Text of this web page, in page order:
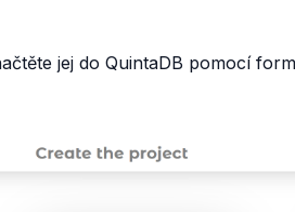
jej do QuintaDB pomocí